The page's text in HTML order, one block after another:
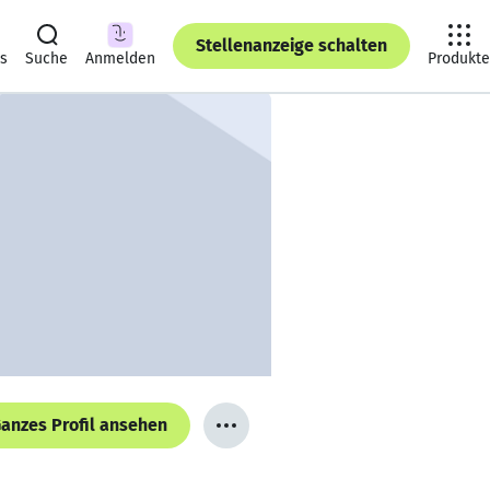
Suche Anmelden
Stellenanzeige schalten
Produkte
Profil ansehen